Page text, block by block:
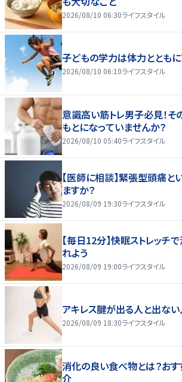
2026/08/10 06:30ライフスタイル
子どもの学力は体力とともに
2026/08/10 06:10ライフスタイル
意識高い筋トレ男子必見！そ
もとになっていませんか？
2026/08/10 05:40ライフスタイル
【医師に相談】緊張型頭痛と
ますか？
2026/08/09 19:30ライフスタイル
【毎日12分】快眠ストレッチ
れよう
2026/08/09 19:00ライフスタイル
アキレス腱が出る人と出な
2026/08/09 18:30ライフスタイル
消化の良い食べ物とは？お
介